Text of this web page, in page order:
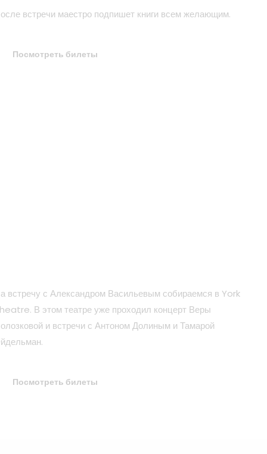
встречи маестро подпишет книги всем желающим.
Посмотреть билеты
встречу с Александром Васильевым собираемся в York
В этом театре уже проходил концерт Веры
и встречи с Антоном Долиным и Тамарой
Посмотреть билеты